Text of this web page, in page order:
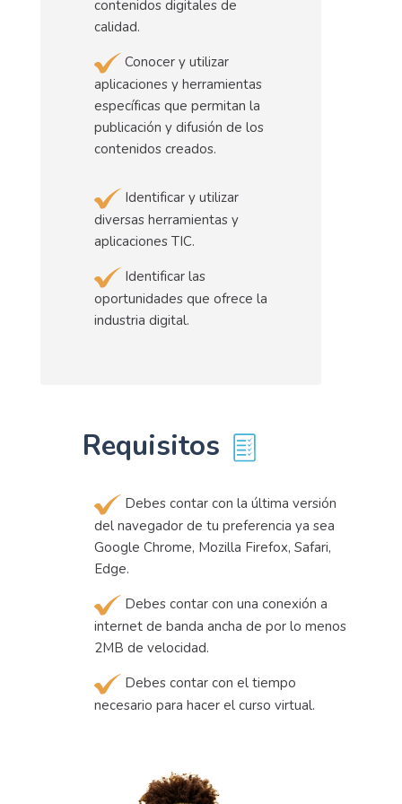
contenidos digitales de
calidad.
Conocer y utilizar
aplicaciones y herramientas
específicas que permitan la
publicación y difusión de los
contenidos creados.
Identificar y utilizar
diversas herramientas y
aplicaciones TIC.
Identificar las
oportunidades que ofrece la
industria digital.
Requisitos
Debes contar con la última versión
del navegador de tu preferencia ya sea
Google Chrome, Mozilla Firefox, Safari,
Edge.
Debes contar con una conexión a
internet de banda ancha de por lo menos
2MB de velocidad.
Debes contar con el tiempo
necesario para hacer el curso virtual.